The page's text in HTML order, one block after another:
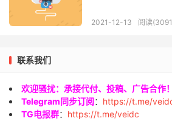
2021-12-13 阅读
联系我们
欢迎骚扰：承接代付、投稿、广告合作！
Telegram同步订阅： https://t.me/
TG电报群： https://t.me/veidc